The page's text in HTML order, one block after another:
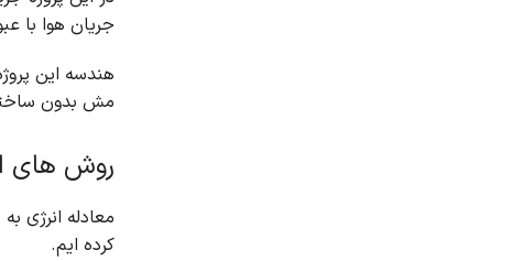
جریان هوا با
هندسه این پروژه
مش بدون ساختار
روش های
معادله انرژی
کرده ایم.